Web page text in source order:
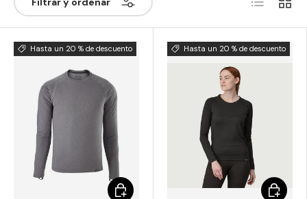
Hasta un 20 % de descuento
Elegir opciones
Hasta un 20 % de descuento
Elegir